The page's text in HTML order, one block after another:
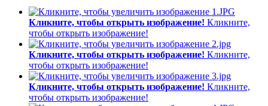
Кликните, чтобы открыть изображение! Кликните,
чтобы открыть изображение!
Кликните, чтобы открыть изображение! Кликните,
чтобы открыть изображение!
Кликните, чтобы открыть изображение! Кликните,
чтобы открыть изображение!